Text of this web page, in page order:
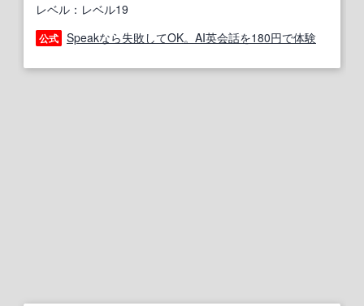
レベル：レベル19
公式 Speakなら失敗してOK。AI英会話を180円で体験